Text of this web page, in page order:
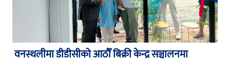
वनस्थलीमा डीडीसीको आठौँ बिक्री केन्द्र सञ्चालनमा